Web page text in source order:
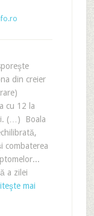
din creier
cu 12 la
(…) Boala
combaterea
a zilei
mai